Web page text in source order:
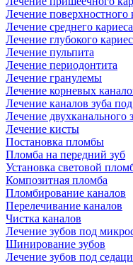
Лечение поверхностного
Лечение среднего кариеса
Лечение глубокого
Лечение пульпита
Лечение периодонтита
Лечение гранулемы
Лечение корневых
Лечение каналов зуба
Лечение двухканального
Лечение кисты
Постановка пломбы
Пломба на передний зуб
Установка световой
Композитная пломба
Пломбирование каналов
Перелечивание каналов
Чистка каналов
Лечение зубов под
Шинирование зубов
Лечение зубов под